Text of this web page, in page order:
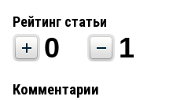
Рейтинг статьи
0 1
Комментарии